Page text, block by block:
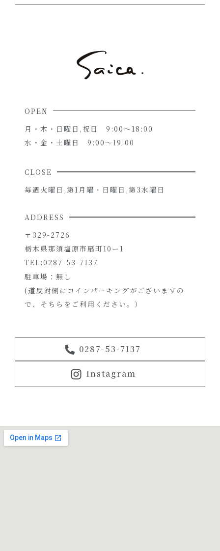
OPEN
月・木・日曜日,祝日 9:00～18:00
水・金・土曜日 9:00～19:00
CLOSE
毎週火曜日,第1月曜・日曜日,第3水曜日
ADDRESS
〒329-2726
栃木県那須塩原市扇町10ー1
TEL:0287-53-7137
駐車場：無し
(道反対側にコインパーキングがございますの
で、そちらをご利用ください。）
0287-53-7137
Instagram